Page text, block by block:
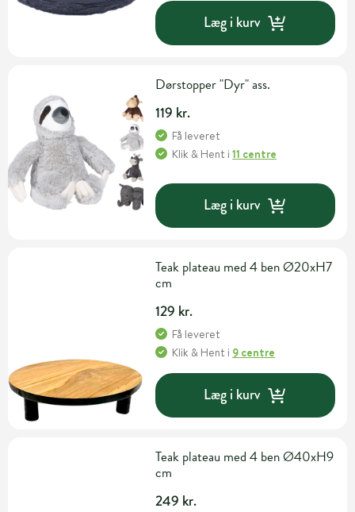
Læg i kurv
Dørstopper "Dyr" ass.
119 kr.
Få leveret
Klik & Hent i11 centre
Læg i kurv
Teak plateau med 4 ben Ø20xH7
cm
129 kr.
Få leveret
Klik & Hent i 9 centre
Læg i kurv
Teak plateau med 4 ben Ø40xH9
cm
249 kr.